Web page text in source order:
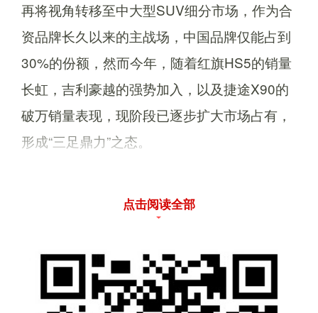
再将视角转移至中大型SUV细分市场，作为合
资品牌长久以来的主战场，中国品牌仅能占到
30%的份额，然而今年，随着红旗HS5的销量
长虹，吉利豪越的强势加入，以及捷途X90的
破万销量表现，现阶段已逐步扩大市场占有，
形成“三足鼎力”之态。
着力实现“旅行 ”权益落地，提升用户体验
点击阅读全部